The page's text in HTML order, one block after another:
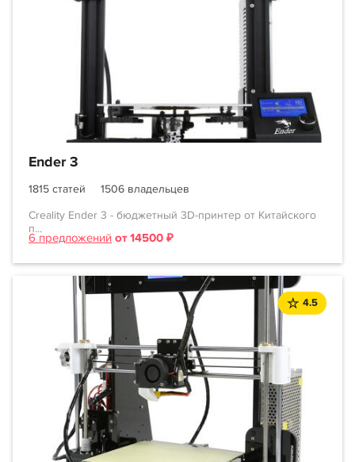
Ender 3
1815 статей
1506 владельцев
Creality Ender 3 - бюджетный 3D-принтер от Китайского
п...
6 предложений от 14500 ₽
4.5